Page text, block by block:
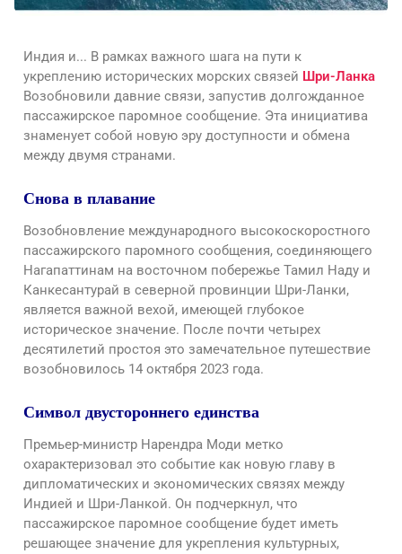
Индия и... В рамках важного шага на пути к
укреплению исторических морских связей Шри-Ланка
Возобновили давние связи, запустив долгожданное
пассажирское паромное сообщение. Эта инициатива
знаменует собой новую эру доступности и обмена
между двумя странами.
Снова в плавание
Возобновление международного высокоскоростного
пассажирского паромного сообщения, соединяющего
Нагапаттинам на восточном побережье Тамил Наду и
Канкесантурай в северной провинции Шри-Ланки,
является важной вехой, имеющей глубокое
историческое значение. После почти четырех
десятилетий простоя это замечательное путешествие
возобновилось 14 октября 2023 года.
Символ двустороннего единства
Премьер-министр Нарендра Моди метко
охарактеризовал это событие как новую главу в
дипломатических и экономических связях между
Индией и Шри-Ланкой. Он подчеркнул, что
пассажирское паромное сообщение будет иметь
решающее значение для укрепления культурных,